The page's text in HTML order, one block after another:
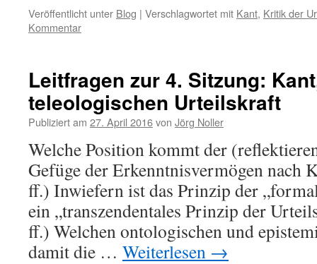
Veröffentlicht unter Blog | Verschlagwortet mit Kant, Kritik der
Kommentar
Leitfragen zur 4. Sitzung:
teleologischen Urteilskraft
Publiziert am 27. April 2016von Jörg Noller
Welche Position kommt der
Gefüge der Erkenntnisvermögen nach
ff.) Inwiefern ist das Prinzip der
ein „transzendentales Prinzip der
ff.) Welchen ontologischen und
damit die … Weiterlesen →